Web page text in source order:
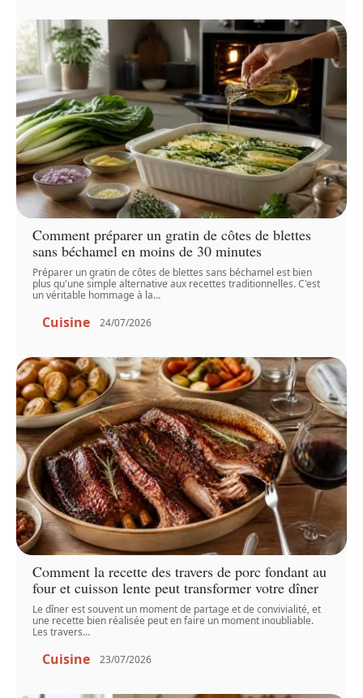
Comment préparer un gratin de côtes de blettes
sans béchamel en moins de 30 minutes
Préparer un gratin de côtes de blettes sans béchamel est bien
plus qu'une simple alternative aux recettes traditionnelles. C'est
un véritable hommage à la…
Cuisine 24/07/2026
Comment la recette des travers de porc fondant au
four et cuisson lente peut transformer votre dîner
Le dîner est souvent un moment de partage et de convivialité, et
une recette bien réalisée peut en faire un moment inoubliable.
Les travers…
Cuisine 23/07/2026